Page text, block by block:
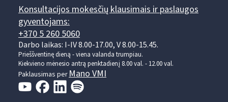
Konsultacijos mokesčių klausimais ir paslaugos
gyventojams:
+370 5 260 5060
Darbo laikas: I-IV 8.00-17.00, V 8.00-15.45.
Prieššventinę dieną - viena valanda trumpiau.
Kiekvieno mėnesio antrą penktadienį 8.00 val. - 12.00 val.
Paklausimas per Mano VMI